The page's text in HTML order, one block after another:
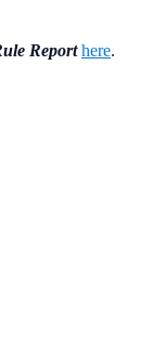
Report here.